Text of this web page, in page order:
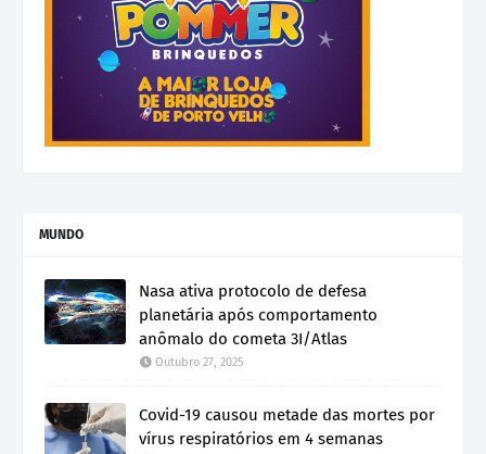
MUNDO
Nasa ativa protocolo de defesa
planetária após comportamento
anômalo do cometa 3I/Atlas
Outubro 27, 2025
Covid-19 causou metade das mortes por
vírus respiratórios em 4 semanas